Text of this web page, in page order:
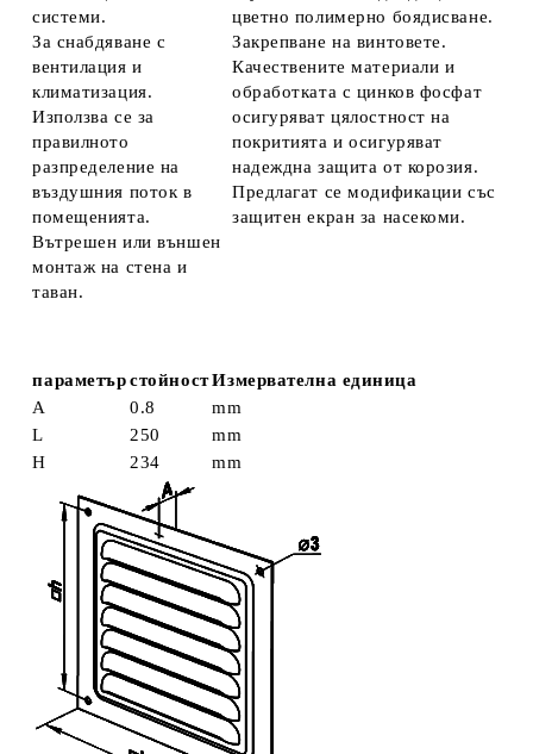
системи.
За снабдяване с
вентилация и
климатизация.
Използва се за
правилното
разпределение на
въздушния поток в
помещенията.
Вътрешен или външен
монтаж на стена и
таван.
цветно полимерно боядисване.
Закрепване на винтовете.
Качествените материали и
обработката с цинков фосфат
осигуряват цялостност на
покритията и осигуряват
надеждна защита от корозия.
Предлагат се модификации със
защитен екран за насекоми.
параметър стойностИзмервателна единица
А
0.8
mm
L
250
mm
H
234 mm